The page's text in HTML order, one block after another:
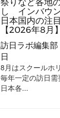
祭りなど各地
し インバウ
日本国内の注
【2026年8月】
訪日ラボ編集部
日
8月はスクールホ
毎年一定の訪日需
日本各...